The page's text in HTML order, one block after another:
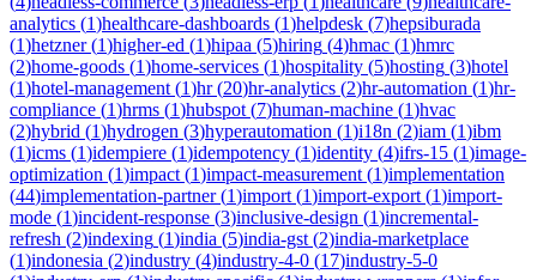
analytics (1)healthcare-dashboards (1)helpdesk (7)hepsiburada
(1)hetzner(1)higher-ed (1)hipaa (5)hiring (4)hmac (1)hmrc
(2)home-goods (1)home-services (1)hospitality (5)hosting (3)hotel
(1)hotel-management (1)hr(20)hr-analytics (2)hr-automation (1)hr-
compliance (1)hrms (1)hubspot (7)human-machine (1)hvac
(2)hybrid (1)hydrogen (3)hyperautomation (1)i18n (2)iam (1)ibm
(1)icms (1)idempiere (1)idempotency (1)identity (4)ifrs-15 (1)image-
optimization (1)impact (1)impact-measurement (1)implementation
(44)implementation-partner(1)import (1)import-export (1)import-
mode (1)incident-response (3)inclusive-design (1)incremental-
refresh (2)indexing (1)india (5)india-gst (2)india-marketplace
(1)indonesia (2)industry (4)industry-4-0 (17)industry-5-0